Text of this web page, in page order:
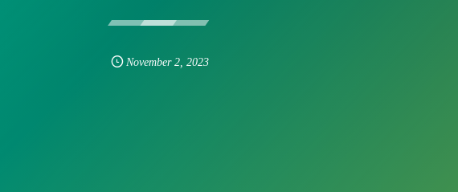
November 2,2023